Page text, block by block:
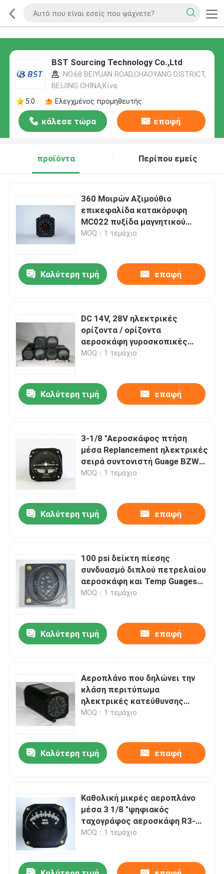
BST Sourcing Technology Co.,Ltd
NO.68 BEIYUAN ROAD,CHAOYANG DISTRICT,
BEIJING CHINA,Κίνα
5.0
Ελεγχμένος προμηθευτής
κάλεσε τώρα επαφή
προϊόντα Περίπου εμείς
360 Μοιρών Αζιμούθιο
επικεφαλίδα κατακόρυφη
MC022 πυξίδα μαγνητικού
αεροσκαφών
MOQ：1 τεμάχιο
Καλύτερη τιμή επαφή
DC 14V, 28V ηλεκτρικές
ορίζοντα / ορίζοντα
αεροσκάφη γυροσκοπικές
μέσων GD031
MOQ：1 τεμάχιο
Καλύτερη τιμή επαφή
3-1/8 "Αεροσκάφος πτήση
μέσα Replancement ηλεκτρικές
σειρά συντονιστή Guage BZW-
4β
MOQ：1 τεμάχιο
Καλύτερη τιμή επαφή
100 psi δείκτη πίεσης
συνδυασμό διπλού πετρελαίου
αεροσκάφη και Temp Guages
PT2-10P30F
MOQ：1 τεμάχιο
Καλύτερη τιμή επαφή
Αεροπλάνο που δηλώνει την
κλάση περιτύπωμα
ηλεκτρικές κατεύθυνσης
αεροσκάφη γυροσκοπικές
MOQ：1 τεμάχιο
Καλύτερη τιμή επαφή
Καθολική μικρές αεροπλάνο
μέσα 3 1/8 "ψηφιακός
ταχογράφος αεροσκάφη R3-
80B
MOQ：1 τεμάχιο